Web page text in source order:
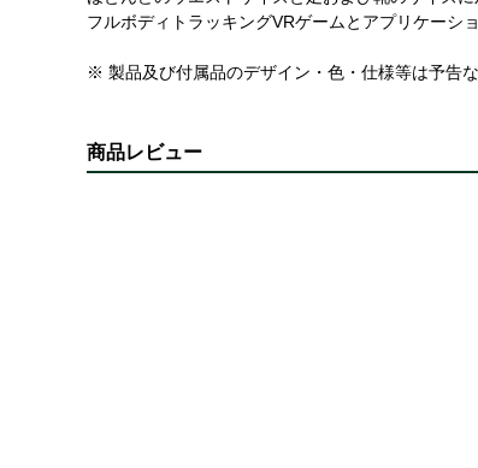
フルボディトラッキングVRゲームとアプリケーシ
※ 製品及び付属品のデザイン・色・仕様等は予告
商品レビュー